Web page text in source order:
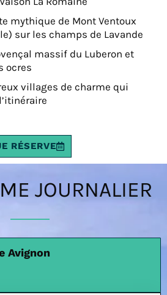
mythique de Mont Ventoux
sur les champs de Lavande
massif du Luberon et
ocres
villages de charme qui
RÉSERVE
JOURNALIER
Avignon